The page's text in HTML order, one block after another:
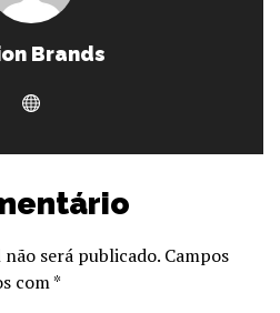
Brands
será publicado. Campos
com*